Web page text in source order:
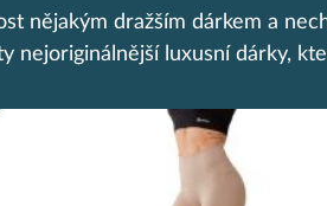
nějakým dražším dárkem a
nejoriginálnější luxusní dárky,